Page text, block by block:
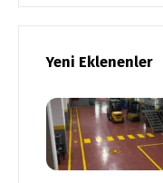
Yeni Eklenenler